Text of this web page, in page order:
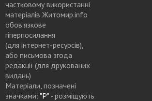
частковому використанні
матеріалів Житомир.info
обов’язкове
гіперпосилання
(для інтернет-ресурсів),
або письмова згода
редакції (для друкованих
видань)
Матеріали, позначені
значками: "Р"- розміщують